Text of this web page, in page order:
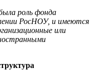
роль фонда
РосНОУ, и имеются
или